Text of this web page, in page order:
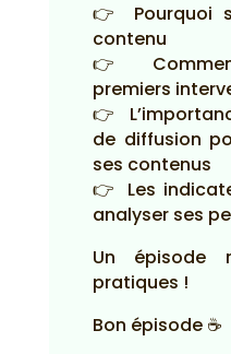
👉 Pourquoi
contenu
👉
premiers
👉
de diffusion
ses contenus
👉 Les
analyser ses
Un épisode
pratiques !
Bon épisode ☕